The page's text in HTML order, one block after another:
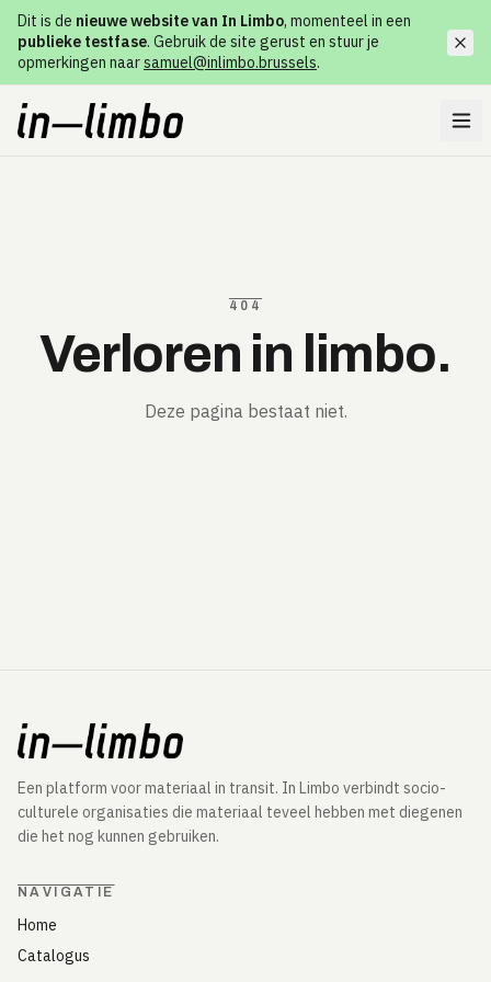
Dit is de nieuwe website van In Limbo, momenteel in een
publieke testfase. Gebruik de site gerust en stuur je
opmerkingen naarsamuel@inlimbo.brussels.
404
Verloren in limbo.
Deze pagina bestaat niet.
Een platform voor materiaal in transit. In Limbo verbindt socio-
culturele organisaties die materiaal teveel hebben met diegenen
die het nog kunnen gebruiken.
NAVIGATIE
Home
Catalogus